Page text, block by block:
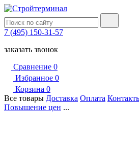
7 (495) 150-31-57
заказать звонок
Сравнение 0
Избранное 0
Корзина 0
Все товары Доставка Оплата
Повышение цен ...